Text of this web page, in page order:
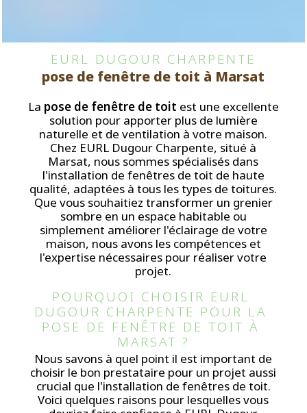
EURL DUGOUR CHARPENTE
pose de fenêtre de toit à Marsat
La pose de fenêtre de toit est une excellente
solution pour apporter plus de lumière
naturelle et de ventilation à votre maison.
Chez EURL Dugour Charpente, situé à
Marsat, nous sommes spécialisés dans
l'installation de fenêtres de toit de haute
qualité, adaptées à tous les types de toitures.
Que vous souhaitiez transformer un grenier
sombre en un espace habitable ou
simplement améliorer l'éclairage de votre
maison, nous avons les compétences et
l'expertise nécessaires pour réaliser votre
projet.
POURQUOI CHOISIR EURL
DUGOUR CHARPENTE POUR LA
POSE DE FENÊTRE DE TOIT À
MARSAT ?
Nous savons à quel point il est important de
choisir le bon prestataire pour un projet aussi
crucial que l'installation de fenêtres de toit.
Voici quelques raisons pour lesquelles vous